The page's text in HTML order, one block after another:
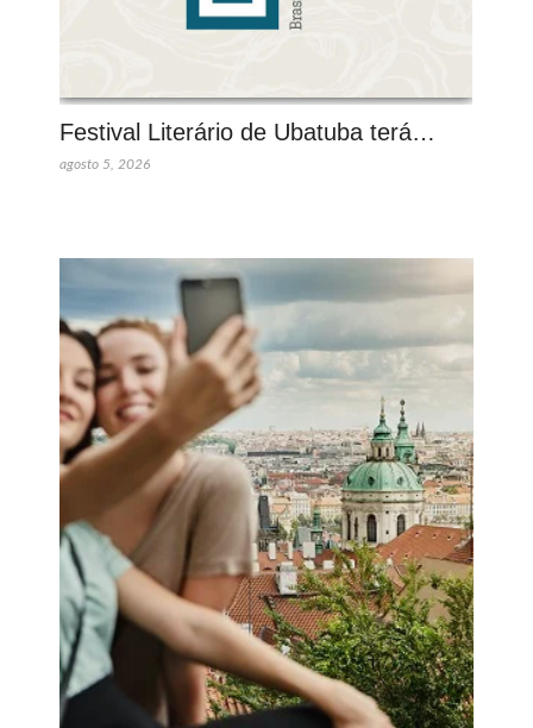
Festival Literário de Ubatuba terá…
agosto 5, 2026